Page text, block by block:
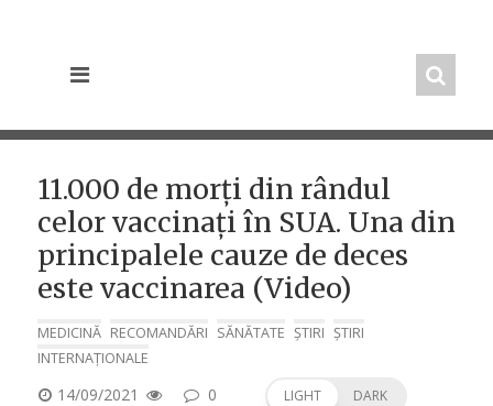
11.000 de morți din rândul
celor vaccinați în SUA. Una din
principalele cauze de deces
este vaccinarea (Video)
MEDICINĂ RECOMANDĂRI SĂNĂTATE ȘTIRI ȘTIRI
INTERNAȚIONALE
POSTED
14/09/2021 0 LIGHT DARK